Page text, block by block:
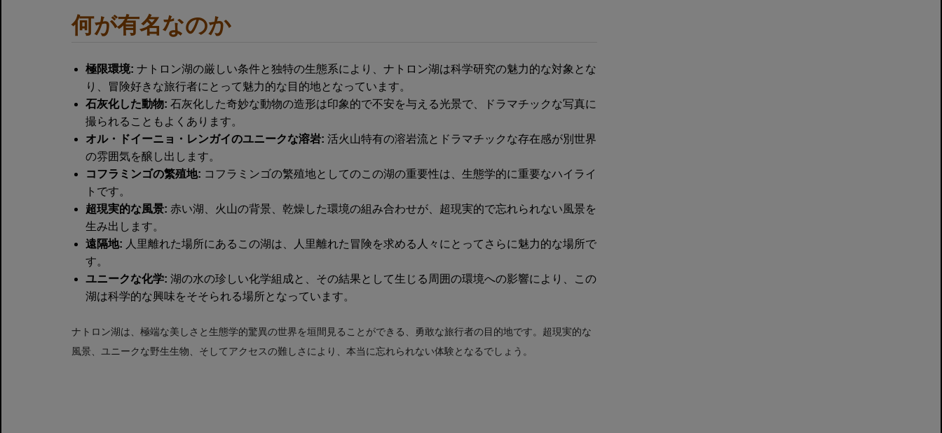
何が有名なのか
極限環境: ナトロン湖の厳しい条件と独特の生態系により、ナトロン湖は科学研究の魅力的な対象とな
り、冒険好きな旅行者にとって魅力的な目的地となっています。
石灰化した動物: 石灰化した奇妙な動物の造形は印象的で不安を与える光景で、ドラマチックな写真に
撮られることもよくあります。
オル・ドイーニョ・レンガイのユニークな溶岩: 活火山特有の溶岩流とドラマチックな存在感が別世界
の雰囲気を醸し出します。
コフラミンゴの繁殖地: コフラミンゴの繁殖地としてのこの湖の重要性は、生態学的に重要なハイライ
トです。
超現実的な風景: 赤い湖、火山の背景、乾燥した環境の組み合わせが、超現実的で忘れられない風景を
生み出します。
遠隔地: 人里離れた場所にあるこの湖は、人里離れた冒険を求める人々にとってさらに魅力的な場所で
す。
ユニークな化学: 湖の水の珍しい化学組成と、その結果として生じる周囲の環境への影響により、この
湖は科学的な興味をそそられる場所となっています。
ナトロン湖は、極端な美しさと生態学的驚異の世界を垣間見ることができる、勇敢な旅行者の目的地です。超現実的な
風景、ユニークな野生生物、そしてアクセスの難しさにより、本当に忘れられない体験となるでしょう。